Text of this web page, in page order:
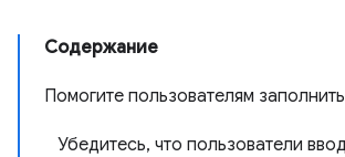
Содержание
Помогите пользователям
Убедитесь, что пользователи